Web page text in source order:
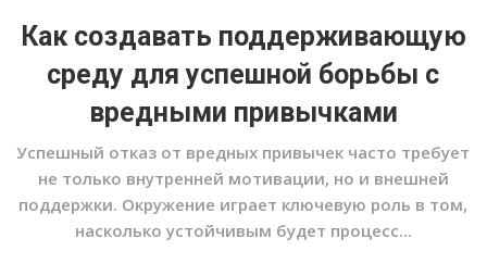
Как создавать поддерживающую
среду для успешной борьбы с
вредными привычками
Успешный отказ от вредных привычек часто требует
не только внутренней мотивации, но и внешней
поддержки. Окружение играет ключевую роль в том,
насколько устойчивым будет процесс...